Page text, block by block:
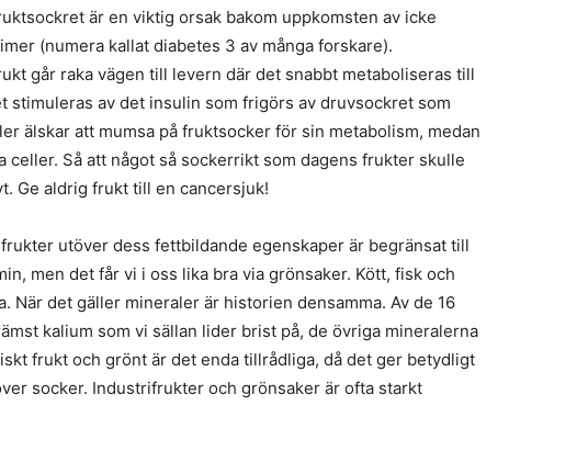
är en viktig orsak bakom uppkomsten av icke
(numera kallat diabetes 3 av många forskare).
går raka vägen till levern där det snabbt metaboliseras till
av det insulin som frigörs av druvsockret som
älskar att mumsa på fruktsocker för sin metabolism, medan
celler. Så att något så sockerrikt som dagens frukter skulle
Ge aldrig frukt till en cancersjuk!
utöver dess fettbildande egenskaper är begränsat till
men det får vi i oss lika bra via grönsaker. Kött, fisk och
När det gäller mineraler är historien densamma. Av de 16
kalium som vi sällan lider brist på, de övriga mineralerna
frukt och grönt är det enda tillrådliga, då det ger betydligt
socker. Industrifrukter och grönsaker är ofta starkt